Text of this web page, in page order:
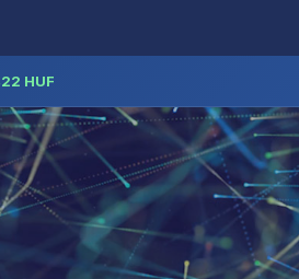
HUF